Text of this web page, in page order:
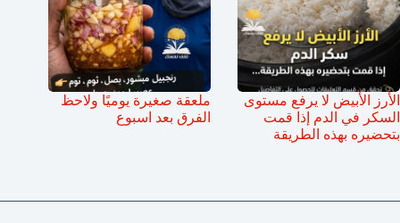
الأرز الأبيض لا يرفع مستوى
السكر في الدم إذا قمت
بتحضيره بهذه الطريقة
ملعقة صغيرة يوميًا ولاحظ
الفرق بعد اسبوع